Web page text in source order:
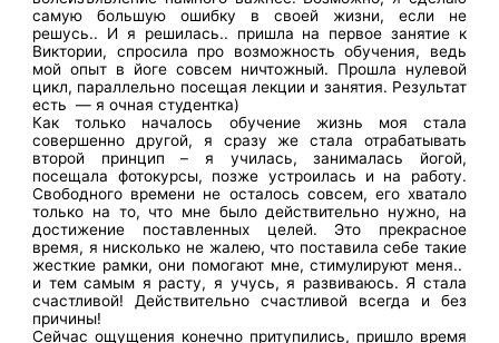
самую большую ошибку в своей жизни, если не
решусь.. И я решилась.. пришла на первое занятие к
Виктории, спросила про возможность обучения, ведь
мой опыт в йоге совсем ничтожный. Прошла нулевой
цикл, параллельно посещая лекции и занятия. Результат
есть — я очная студентка)
Как только началось обучение жизнь моя стала
совершенно другой, я сразу же стала отрабатывать
второй принцип – я училась, занималась йогой,
посещала фотокурсы, позже устроилась и на работу.
Свободного времени не осталось совсем, его хватало
только на то, что мне было действительно нужно, на
достижение поставленных целей. Это прекрасное
время, я нисколько не жалею, что поставила себе такие
жесткие рамки, они помогают мне, стимулируют меня..
и тем самым я расту, я учусь, я развиваюсь. Я стала
счастливой! Действительно счастливой всегда и без
причины!
Сейчас ощущения конечно притупились, пришло время